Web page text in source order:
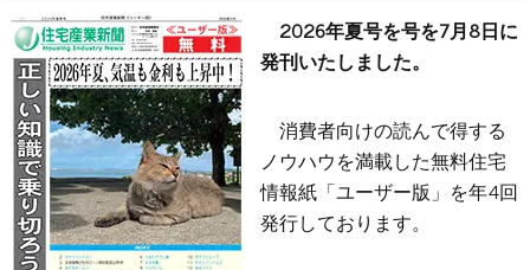
2026年夏号を号を7月8日に
発刊いたしました。
消費者向けの読んで得する
ノウハウを満載した無料住宅
情報紙「ユーザー版」を年4回
発行しております。